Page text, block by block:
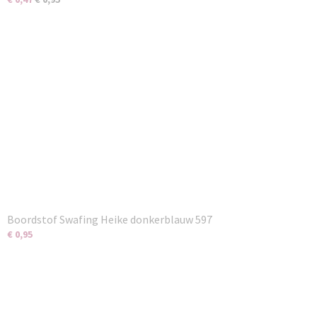
Boordstof Swafing Heike donkerblauw 597
€ 0,95